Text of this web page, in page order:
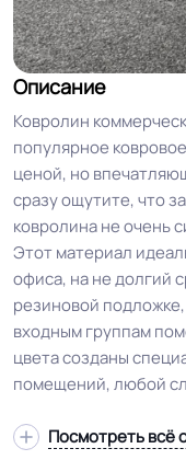
Описание
Ковролин
популярное
ценой, но
сразу ощутите, что
ковролина не очень
Этот материал
офиса, на не долгий
резиновой
входным группам
цвета созданы
помещений, любой
Посмотреть всё